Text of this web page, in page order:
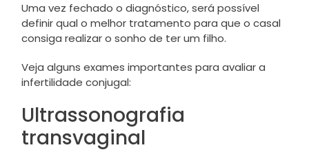
Uma vez fechado o diagnóstico, será possível
definir qual o melhor tratamento para que o casal
consiga realizar o sonho de ter um filho.
Veja alguns exames importantes para avaliar a
infertilidade conjugal:
Ultrassonografia
transvaginal